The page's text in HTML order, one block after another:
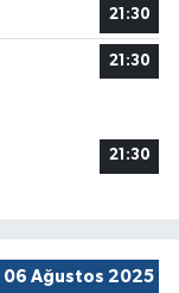
21:30
21:30
21:30
06 Ağustos 2025